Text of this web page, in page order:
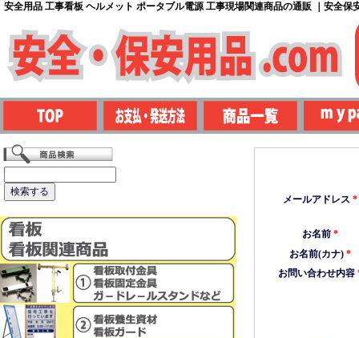
安全用品 工事看板 ヘルメット ポータブル電源 工事現場関連商品の通販 ｜安全保
メールアドレス *
お名前*
お名前(カナ)*
お問い合わせ内容